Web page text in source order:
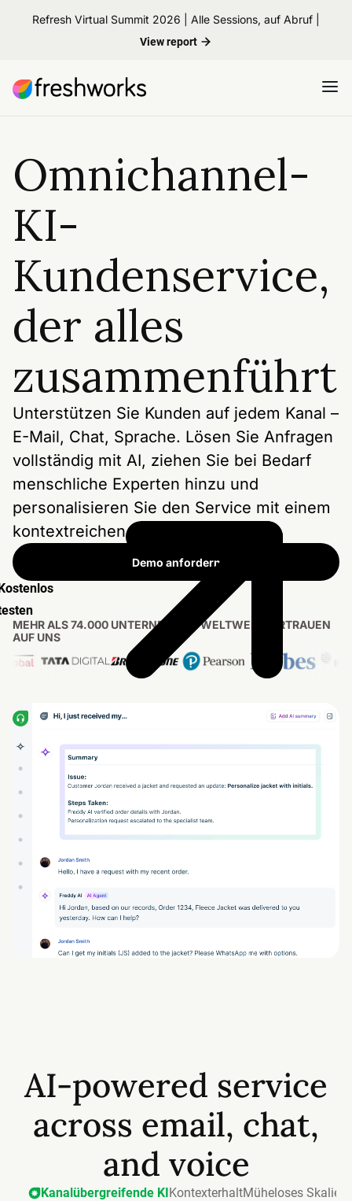
Refresh Virtual Summit 2026 | Alle Sessions, auf Abruf |
View report
Omnichannel-
KI-
Kundenservice,
der alles
zusammenführt
Unterstützen Sie Kunden auf jedem Kanal –
E-Mail, Chat, Sprache. Lösen Sie Anfragen
vollständig mit AI, ziehen Sie bei Bedarf
menschliche Experten hinzu und
personalisieren Sie den Service mit einem
kontextreichen Posteingang.
Demo anfordern
MEHR ALS 74.000 UNTERNEHMEN WELTWEIT VERTRAUEN
AUF UNS
AI-powered service
across email, chat,
and voice
Kanalübergreifende KIKontexterhaltMüheloses